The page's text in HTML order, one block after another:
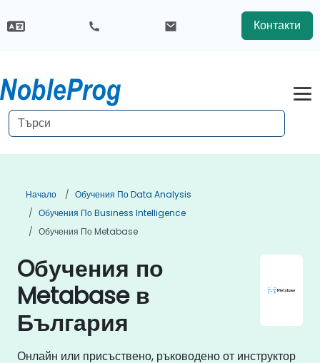
Контакти
Начало
Обучения По Data Analysis
Обучения По Business Intelligence
Обучения По Metabase
Oбучения по
Metabase в
България
Онлайн или присъствено, ръководено от инструктор